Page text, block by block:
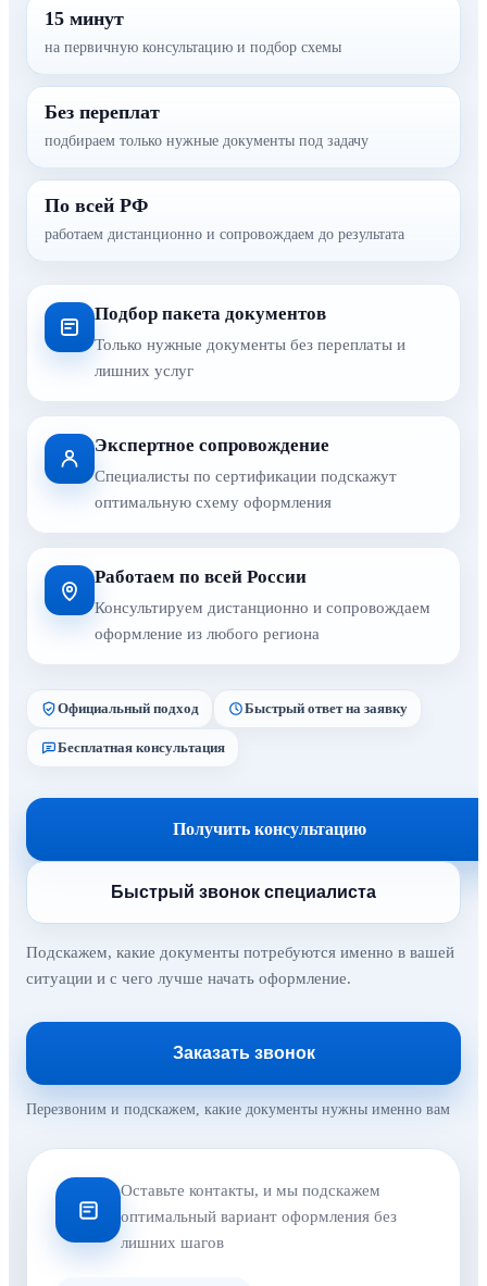
15 минут
на первичную консультацию и подбор схемы
Без переплат
подбираем только нужные документы под задачу
По всей РФ
работаем дистанционно и сопровождаем до результата
Подбор пакета документов
Только нужные документы без переплаты и
лишних услуг
Экспертное сопровождение
Специалисты по сертификации подскажут
оптимальную схему оформления
Работаем по всей России
Консультируем дистанционно и сопровождаем
оформление из любого региона
Официальный подход Быстрый ответ на заявку
Бесплатная консультация
Получить консультацию
Быстрый звонок специалиста
Подскажем, какие документы потребуются именно в вашей
ситуации и с чего лучше начать оформление.
Заказать звонок
Перезвоним и подскажем, какие документы нужны именно вам
Оставьте контакты, и мы подскажем
оптимальный вариант оформления без
лишних шагов